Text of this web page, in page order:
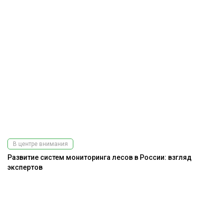
В центре внимания
Развитие систем мониторинга лесов в России: взгляд
экспертов